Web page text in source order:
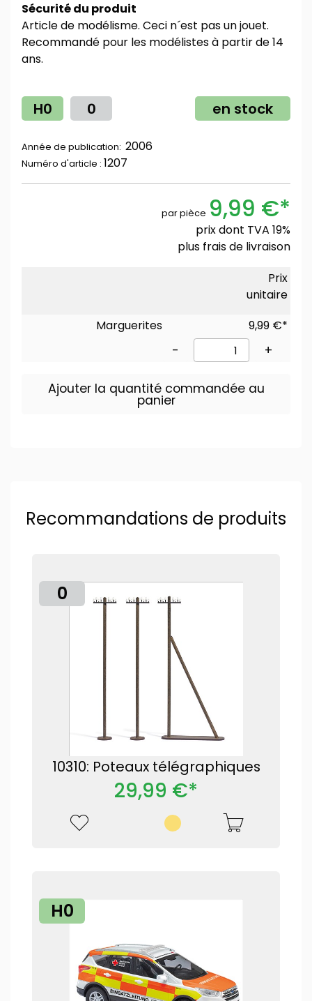
Sécurité du produit
Article de modélisme. Ceci n´est pas un jouet.
Recommandé pour les modélistes à partir de 14
ans.
H0 0 en stock
Année de publication: 2006
Numéro d'article : 1207
par pièce 9,99 €*
prix dont TVA 19%
plus frais de livraison
Prix
unitaire
Marguerites
9,99 €*
- +
Ajouter la quantité commandée au
panier
Recommandations de produits
0
10310: Poteaux télégraphiques
29,99 €*
H0